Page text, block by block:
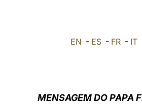
EN - ES- FR- IT
MENSAGEM DO PAPA